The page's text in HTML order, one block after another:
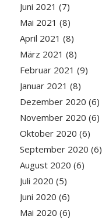
Juni 2021 (7)
Mai 2021 (8)
April 2021 (8)
März 2021 (8)
Februar 2021 (9)
Januar 2021 (8)
Dezember 2020 (6)
November 2020 (6)
Oktober 2020 (6)
September 2020 (6)
August 2020 (6)
Juli 2020 (5)
Juni 2020 (6)
Mai 2020 (6)